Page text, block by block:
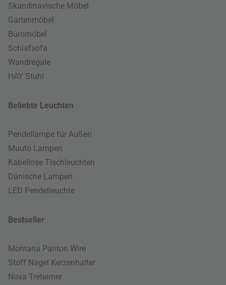
Skandinavische Möbel
Gartenmöbel
Büromöbel
Schlafsofa
Wandregale
HAY Stuhl
Beliebte Leuchten
Pendellampe für Außen
Muuto Lampen
Kabellose Tischleuchten
Dänische Lampen
LED Pendelleuchte
Bestseller
Montana Panton Wire
Stoff Nagel Kerzenhalter
Nova Treteimer